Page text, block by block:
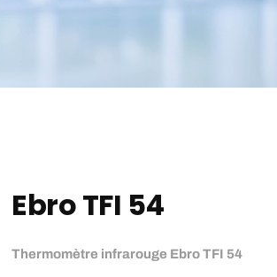
Ebro TFI 54
Thermomètre infrarouge Ebro TFI 54